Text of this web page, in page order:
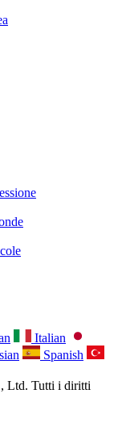
Italian
Spanish
Ltd. Tutti i diritti